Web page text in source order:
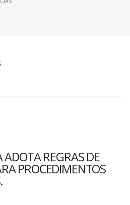
ADOTA REGRAS DE
PROCEDIMENTOS